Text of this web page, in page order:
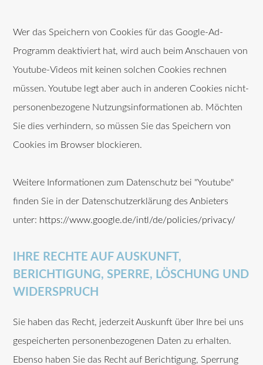
Wer das Speichern von Cookies für das Google-Ad-
Programm deaktiviert hat, wird auch beim Anschauen von
Youtube-Videos mit keinen solchen Cookies rechnen
müssen. Youtube legt aber auch in anderen Cookies nicht-
personenbezogene Nutzungsinformationen ab. Möchten
Sie dies verhindern, so müssen Sie das Speichern von
Cookies im Browser blockieren.
Weitere Informationen zum Datenschutz bei "Youtube"
finden Sie in der Datenschutzerklärung des Anbieters
unter: https://www.google.de/intl/de/policies/privacy/
IHRE RECHTE AUF AUSKUNFT,
BERICHTIGUNG, SPERRE, LÖSCHUNG UND
WIDERSPRUCH
Sie haben das Recht, jederzeit Auskunft über Ihre bei uns
gespeicherten personenbezogenen Daten zu erhalten.
Ebenso haben Sie das Recht auf Berichtigung, Sperrung